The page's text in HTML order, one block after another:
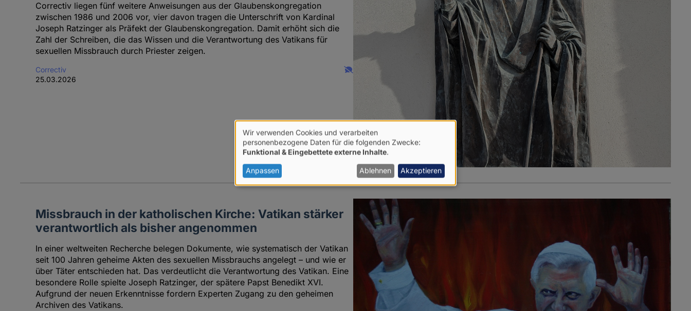
Correctiv liegen fünf weitere Anweisungen aus der Glaubenskongregation
zwischen 1986 und 2006 vor, vier davon tragen die Unterschrift von Kardinal
Joseph Ratzinger als Präfekt der Glaubenskongregation. Damit erhöht sich die
Zahl der Schreiben, die das Wissen und die Verantwortung des Vatikans für
sexuellen Missbrauch durch Priester zeigen.
Correctiv
25.03.2026
Missbrauch in der katholischen Kirche: Vatikan stärker
verantwortlich als bisher angenommen
In einer weltweiten Recherche belegen Dokumente, wie systematisch der Vatikan
seit 100 Jahren geheime Akten des sexuellen Missbrauchs angelegt – und wie er
über Täter entschieden hat. Das verdeutlicht die Verantwortung des Vatikan. Eine
besondere Rolle spielte Joseph Ratzinger, der spätere Papst Benedikt XVI.
Aufgrund der neuen Erkenntnisse fordern Experten Zugang zu den geheimen
Archiven des Vatikans.
Verwendung
von
personenbezogenen
Daten
Cookies
Wir verwenden Cookies und verarbeiten
personenbezogene Daten für die folgenden Zwecke:
Funktional & Eingebettete externe Inhalte.
Anpassen Ablehnen Akzeptieren